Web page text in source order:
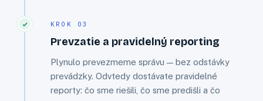
KROK 03
Prevzatie a pravidelný reporting
Plynulo prevezmeme správu — bez odstávky
prevádzky. Odvtedy dostávate pravidelné
reporty: čo sme riešili, čo sme predišli a čo